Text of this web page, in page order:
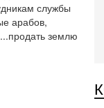
службы
арабов,
землю